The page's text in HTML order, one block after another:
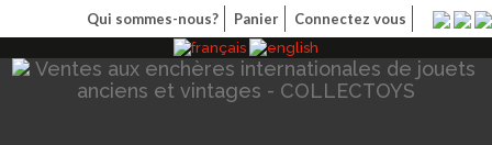
Qui sommes-nous? Panier Connectez vous